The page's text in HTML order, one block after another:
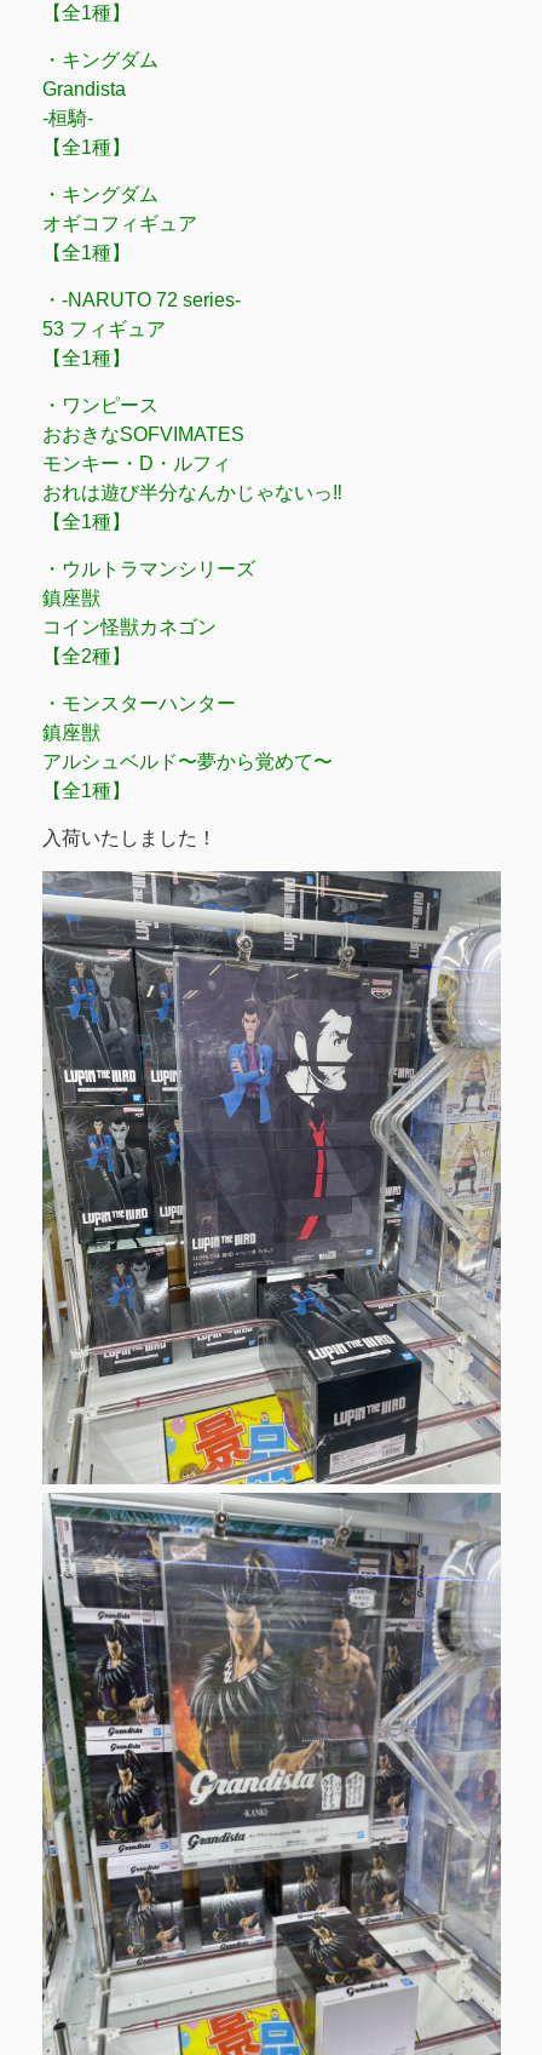
【全1種】
・キングダム
Grandista
-桓騎-
【全1種】
・キングダム
オギコフィギュア
【全1種】
・-NARUTO 72 series-
53 フィギュア
【全1種】
・ワンピース
おおきなSOFVIMATES
モンキー・D・ルフィ
おれは遊び半分なんかじゃないっ‼
【全1種】
・ウルトラマンシリーズ
鎮座獣
コイン怪獣カネゴン
【全2種】
・モンスターハンター
鎮座獣
アルシュベルド〜夢から覚めて〜
【全1種】
入荷いたしました！